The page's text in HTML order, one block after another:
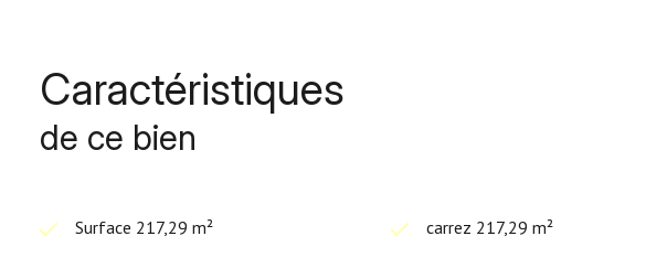
Caractéristiques
de ce bien
Surface 217,29 m² carrez 217,29 m²